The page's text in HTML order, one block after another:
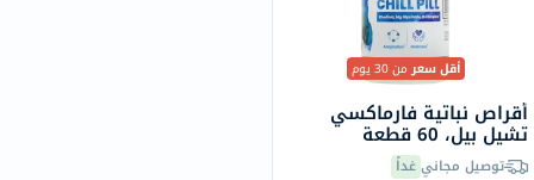
أقل سعرمن 30 يوم
أقراص نباتية فارماكسي
تشيل بيل، 60 قطعة
توصيل مجانيغداً